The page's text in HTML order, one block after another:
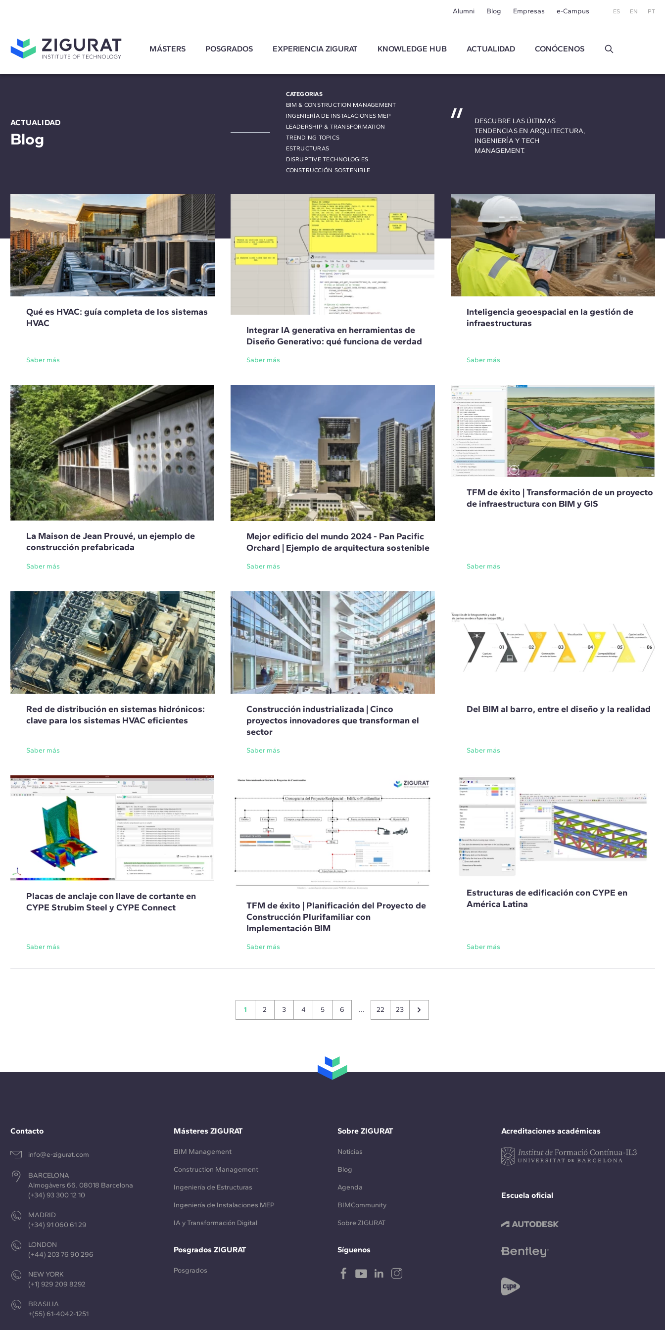
Alumni Blog Empresas e-Campus ES EN PT
MÁSTERS POSGRADOS EXPERIENCIA ZIGURAT KNOWLEDGE HUB ACTUALIDAD CONÓCENOS
ACTUALIDAD
Blog
CATEGORIAS
BIM & CONSTRUCTION MANAGEMENT
INGENIERÍA DE INSTALACIONES MEP
LEADERSHIP & TRANSFORMATION
TRENDING TOPICS
ESTRUCTURAS
DISRUPTIVE TECHNOLOGIES
CONSTRUCCIÓN SOSTENIBLE
DESCUBRE LAS ÚLTIMAS
TENDENCIAS EN ARQUITECTURA,
INGENIERÍA Y TECH
MANAGEMENT.
Qué es HVAC: guía completa de los sistemas
HVAC
Saber más
Integrar IA generativa en herramientas de
Diseño Generativo: qué funciona de verdad
Saber más
Inteligencia geoespacial en la gestión de
infraestructuras
Saber más
La Maison de Jean Prouvé, un ejemplo de
construcción prefabricada
Saber más
Mejor edificio del mundo 2024 - Pan Pacific
Orchard | Ejemplo de arquitectura sostenible
Saber más
TFM de éxito | Transformación de un proyecto
de infraestructura con BIM y GIS
Saber más
Red de distribución en sistemas hidrónicos:
clave para los sistemas HVAC eficientes
Saber más
Construcción industrializada | Cinco
proyectos innovadores que transforman el
sector
Saber más
Del BIM al barro, entre el diseño y la realidad
Saber más
Placas de anclaje con llave de cortante en
CYPE Strubim Steel y CYPE Connect
Saber más
TFM de éxito | Planificación del Proyecto de
Construcción Plurifamiliar con
Implementación BIM
Saber más
Estructuras de edificación con CYPE en
América Latina
Saber más
1 2 3 4 5 6 ... 22 23
Contacto
info@e-zigurat.com
BARCELONA
Almogàvers 66. 08018 Barcelona
(+34) 93 300 12 10
MADRID
(+34) 91 060 61 29
LONDON
(+44) 203 76 90 296
NEW YORK
(+1) 929 209 8292
BRASILIA
+(55) 61-4042-1251
Acreditaciones académicas
Escuela oficial
Másteres ZIGURAT
BIM Management
Construction Management
Ingeniería de Estructuras
Ingeniería de Instalaciones MEP
IA y Transformación Digital
Posgrados ZIGURAT
Posgrados
Sobre ZIGURAT
Noticias
Blog
Agenda
BIMCommunity
Sobre ZIGURAT
Síguenos